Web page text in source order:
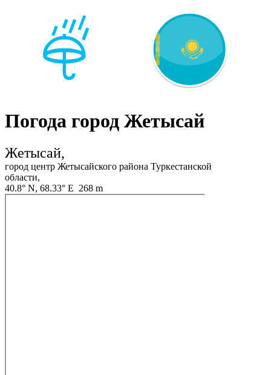
Погода город Жетысай
Жетысай,
город центр Жетысайского района Туркестанской
области,
40.8° N, 68.33° E 268 m